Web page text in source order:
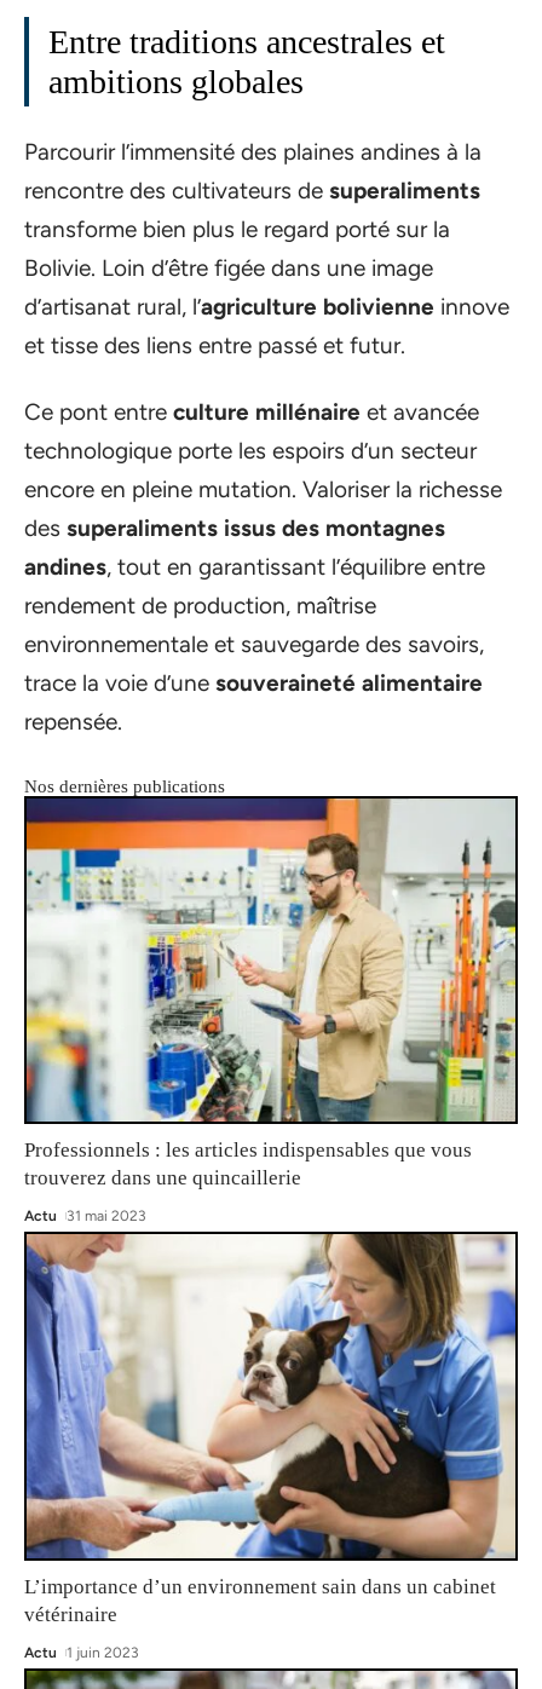
Entre traditions ancestrales et
ambitions globales
Parcourir l’immensité des plaines andines à la
rencontre des cultivateurs de superaliments
transforme bien plus le regard porté sur la
Bolivie. Loin d’être figée dans une image
d’artisanat rural, l’agriculture bolivienne innove
et tisse des liens entre passé et futur.
Ce pont entre culture millénaire et avancée
technologique porte les espoirs d’un secteur
encore en pleine mutation. Valoriser la richesse
des superaliments issus des montagnes
andines, tout en garantissant l’équilibre entre
rendement de production, maîtrise
environnementale et sauvegarde des savoirs,
trace la voie d’une souveraineté alimentaire
repensée.
Nos dernières publications
Professionnels : les articles indispensables que vous
trouverez dans une quincaillerie
Actu 31 mai 2023
L’importance d’un environnement sain dans un cabinet
vétérinaire
Actu 1 juin 2023